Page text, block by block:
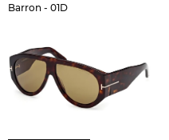
Barron - 01D